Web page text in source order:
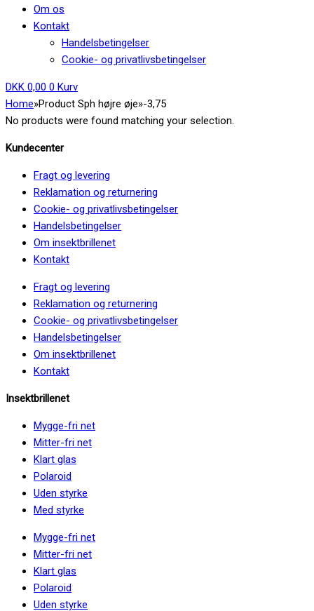
Om os
Kontakt
Handelsbetingelser
Cookie- og privatlivsbetingelser
DKK 0,00 0 Kurv
Home»Product Sph højre øje»-3,75
No products were found matching your selection.
Kundecenter
Fragt og levering
Reklamation og returnering
Cookie- og privatlivsbetingelser
Handelsbetingelser
Om insektbrillenet
Kontakt
Fragt og levering
Reklamation og returnering
Cookie- og privatlivsbetingelser
Handelsbetingelser
Om insektbrillenet
Kontakt
Insektbrillenet
Mygge-fri net
Mitter-fri net
Klart glas
Polaroid
Uden styrke
Med styrke
Mygge-fri net
Mitter-fri net
Klart glas
Polaroid
Uden styrke